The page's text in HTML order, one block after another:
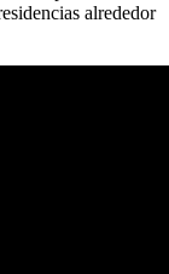
alrededor